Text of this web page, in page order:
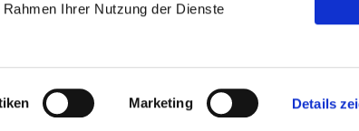
Ihrer Nutzung der Dienste
Marketing Details